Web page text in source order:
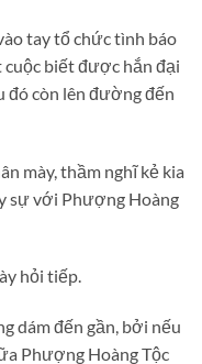
tay tổ chức tình báo
cuộc biết được hắn đại
đó còn lên đường đến
mày, thầm nghĩ kẻ kia
sự với Phượng Hoàng
hỏi tiếp.
dám đến gần, bởi nếu
Phượng Hoàng Tộc